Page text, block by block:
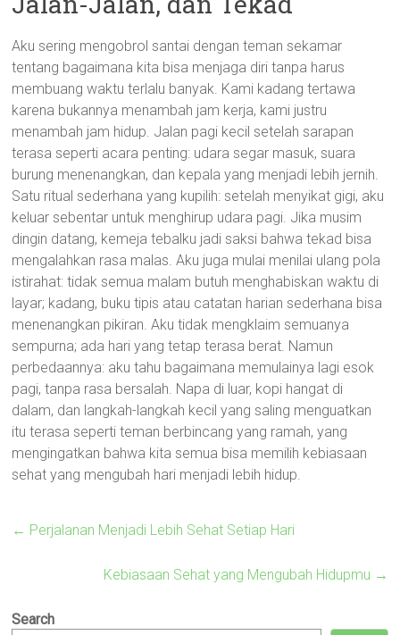
Aku sering mengobrol santai dengan teman sekamar
tentang bagaimana kita bisa menjaga diri tanpa harus
membuang waktu terlalu banyak. Kami kadang tertawa
karena bukannya menambah jam kerja, kami justru
menambah jam hidup. Jalan pagi kecil setelah sarapan
terasa seperti acara penting: udara segar masuk, suara
burung menenangkan, dan kepala yang menjadi lebih jernih.
Satu ritual sederhana yang kupilih: setelah menyikat gigi, aku
keluar sebentar untuk menghirup udara pagi. Jika musim
dingin datang, kemeja tebalku jadi saksi bahwa tekad bisa
mengalahkan rasa malas. Aku juga mulai menilai ulang pola
istirahat: tidak semua malam butuh menghabiskan waktu di
layar; kadang, buku tipis atau catatan harian sederhana bisa
menenangkan pikiran. Aku tidak mengklaim semuanya
sempurna; ada hari yang tetap terasa berat. Namun
perbedaannya: aku tahu bagaimana memulainya lagi esok
pagi, tanpa rasa bersalah. Napa di luar, kopi hangat di
dalam, dan langkah-langkah kecil yang saling menguatkan
itu terasa seperti teman berbincang yang ramah, yang
mengingatkan bahwa kita semua bisa memilih kebiasaan
sehat yang mengubah hari menjadi lebih hidup.
← Perjalanan Menjadi Lebih Sehat Setiap Hari
Kebiasaan Sehat yang Mengubah Hidupmu →
Search